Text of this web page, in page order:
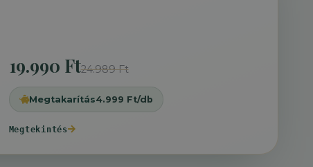
19.990 Ft24.989 Ft
Megtakarítás4.999 Ft/db
Megtekintés